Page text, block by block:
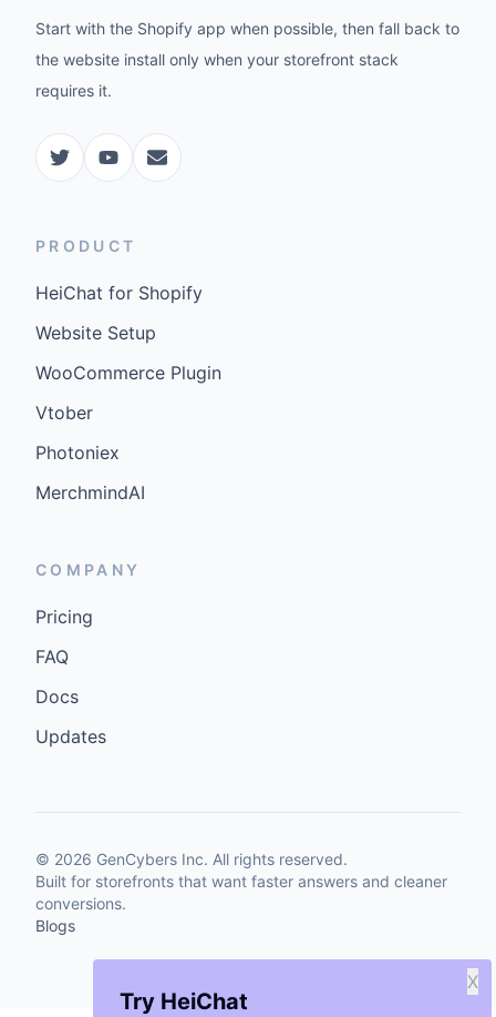
Try HeiChat
X
Start with the Shopify app when possible, then fall back to
the website install only when your storefront stack
requires it.
PRODUCT
HeiChat for Shopify
Website Setup
WooCommerce Plugin
Vtober
Photoniex
MerchmindAI
COMPANY
Pricing
FAQ
Docs
Updates
© 2026 GenCybers Inc. All rights reserved.
Built for storefronts that want faster answers and cleaner
conversions.
Blogs